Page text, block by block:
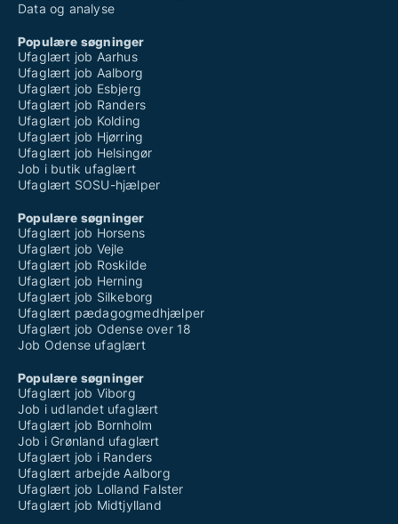
Data og analyse
Populære søgninger
Ufaglært job Aarhus
Ufaglært job Aalborg
Ufaglært job Esbjerg
Ufaglært job Randers
Ufaglært job Kolding
Ufaglært job Hjørring
Ufaglært job Helsingør
Job i butik ufaglært
Ufaglært SOSU-hjælper
Populære søgninger
Ufaglært job Horsens
Ufaglært job Vejle
Ufaglært job Roskilde
Ufaglært job Herning
Ufaglært job Silkeborg
Ufaglært pædagogmedhjælper
Ufaglært job Odense over 18
Job Odense ufaglært
Populære søgninger
Ufaglært job Viborg
Job i udlandet ufaglært
Ufaglært job Bornholm
Job i Grønland ufaglært
Ufaglært job i Randers
Ufaglært arbejde Aalborg
Ufaglært job Lolland Falster
Ufaglært job Midtjylland